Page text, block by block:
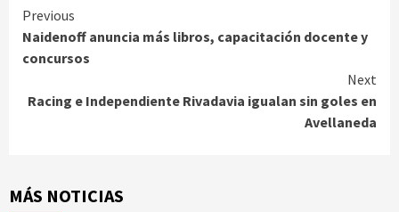
Continue
Reading
Previous
Naidenoff anuncia más libros, capacitación docente y
concursos
Next
Racing e Independiente Rivadavia igualan sin goles en
Avellaneda
MÁS NOTICIAS